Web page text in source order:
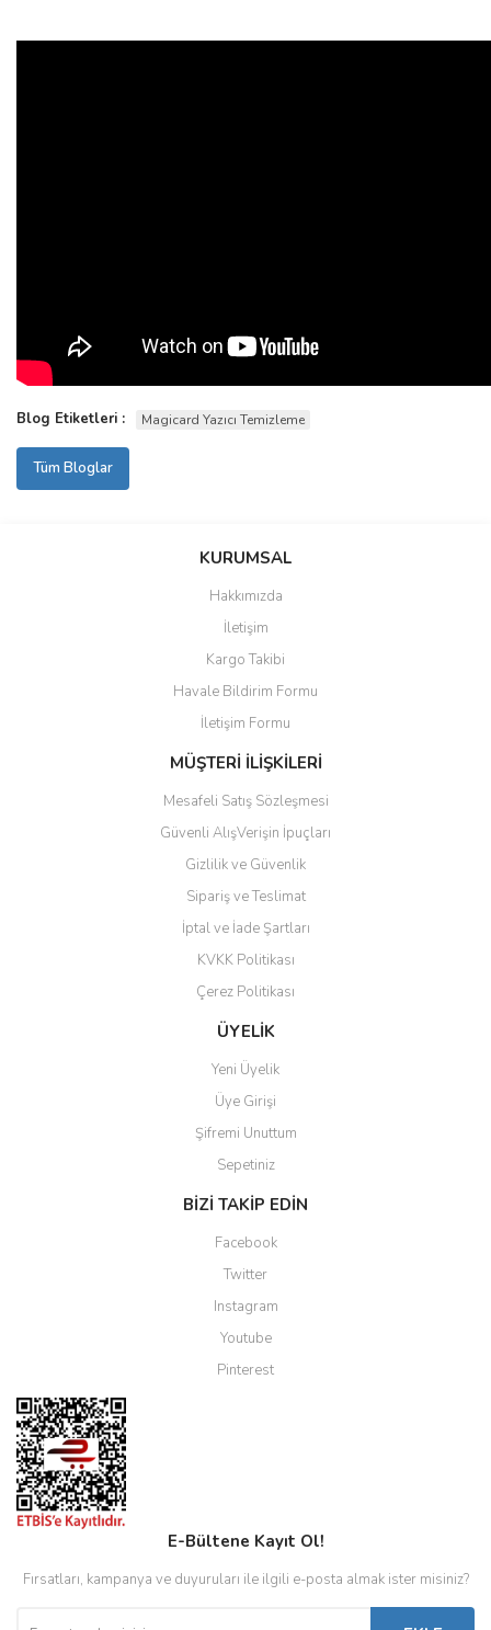
Blog Etiketleri : Magicard Yazıcı Temizleme
Tüm Bloglar
KURUMSAL
Hakkımızda
İletişim
Kargo Takibi
Havale Bildirim Formu
İletişim Formu
MÜŞTERİ İLİŞKİLERİ
Mesafeli Satış Sözleşmesi
Güvenli AlışVerişin İpuçları
Gizlilik ve Güvenlik
Sipariş ve Teslimat
İptal ve İade Şartları
KVKK Politikası
Çerez Politikası
ÜYELİK
Yeni Üyelik
Üye Girişi
Şifremi Unuttum
Sepetiniz
BİZİ TAKİP EDİN
Facebook
Twitter
Instagram
Youtube
Pinterest
E-Bültene Kayıt Ol!
Fırsatları, kampanya ve duyuruları ile ilgili e-posta almak ister misiniz?